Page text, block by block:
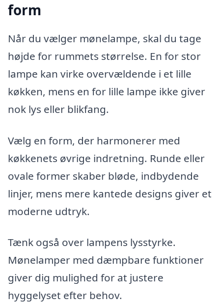
form
Når du vælger mønelampe, skal du tage
højde for rummets størrelse. En for stor
lampe kan virke overvældende i et lille
køkken, mens en for lille lampe ikke giver
nok lys eller blikfang.
Vælg en form, der harmonerer med
køkkenets øvrige indretning. Runde eller
ovale former skaber bløde, indbydende
linjer, mens mere kantede designs giver et
moderne udtryk.
Tænk også over lampens lysstyrke.
Mønelamper med dæmpbare funktioner
giver dig mulighed for at justere
hyggelyset efter behov.